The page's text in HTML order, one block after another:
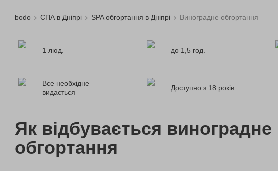
bodo СПА в Дніпрі SPA обгортання в Дніпрі Виноградне обгортання
1 люд. до 1,5 год.
Все необхідне
видається
Доступно з 18 років
Як відбувається виноградне
обгортання